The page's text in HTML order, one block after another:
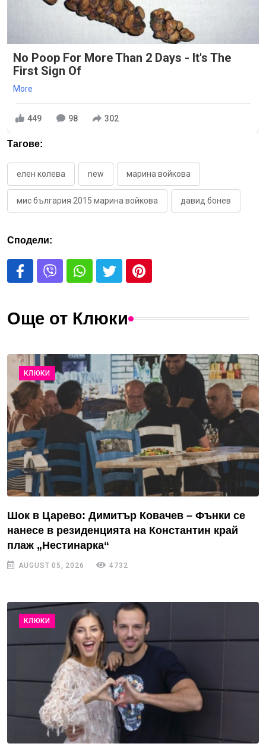
No Poop For More Than 2 Days - It's The
First Sign Of
More
449 98 302
Тагове:
елен колева new марина войкова
мис българия 2015 марина войкова давид бонев
Сподели:
Още от Клюки
КЛЮКИ
Шок в Царево: Димитър Ковачев – Фънки се
нанесе в резиденцията на Константин край
плаж „Нестинарка“
AUGUST 05, 2026 4732
КЛЮКИ